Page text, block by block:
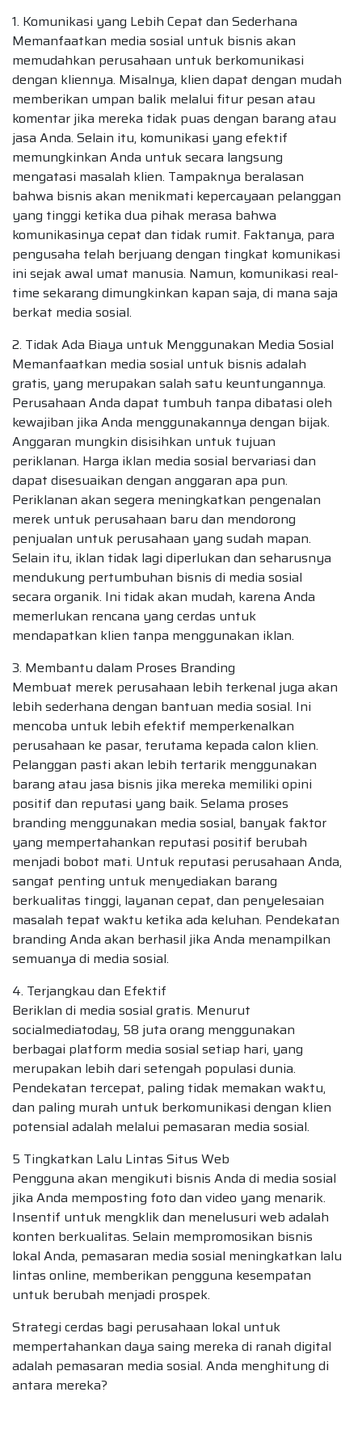
1. Komunikasi yang Lebih Cepat dan Sederhana
Memanfaatkan media sosial untuk bisnis akan
memudahkan perusahaan untuk berkomunikasi
dengan kliennya. Misalnya, klien dapat dengan mudah
memberikan umpan balik melalui fitur pesan atau
komentar jika mereka tidak puas dengan barang atau
jasa Anda. Selain itu, komunikasi yang efektif
memungkinkan Anda untuk secara langsung
mengatasi masalah klien. Tampaknya beralasan
bahwa bisnis akan menikmati kepercayaan pelanggan
yang tinggi ketika dua pihak merasa bahwa
komunikasinya cepat dan tidak rumit. Faktanya, para
pengusaha telah berjuang dengan tingkat komunikasi
ini sejak awal umat manusia. Namun, komunikasi real-
time sekarang dimungkinkan kapan saja, di mana saja
berkat media sosial.
2. Tidak Ada Biaya untuk Menggunakan Media Sosial
Memanfaatkan media sosial untuk bisnis adalah
gratis, yang merupakan salah satu keuntungannya.
Perusahaan Anda dapat tumbuh tanpa dibatasi oleh
kewajiban jika Anda menggunakannya dengan bijak.
Anggaran mungkin disisihkan untuk tujuan
periklanan. Harga iklan media sosial bervariasi dan
dapat disesuaikan dengan anggaran apa pun.
Periklanan akan segera meningkatkan pengenalan
merek untuk perusahaan baru dan mendorong
penjualan untuk perusahaan yang sudah mapan.
Selain itu, iklan tidak lagi diperlukan dan seharusnya
mendukung pertumbuhan bisnis di media sosial
secara organik. Ini tidak akan mudah, karena Anda
memerlukan rencana yang cerdas untuk
mendapatkan klien tanpa menggunakan iklan.
3. Membantu dalam Proses Branding
Membuat merek perusahaan lebih terkenal juga akan
lebih sederhana dengan bantuan media sosial. Ini
mencoba untuk lebih efektif memperkenalkan
perusahaan ke pasar, terutama kepada calon klien.
Pelanggan pasti akan lebih tertarik menggunakan
barang atau jasa bisnis jika mereka memiliki opini
positif dan reputasi yang baik. Selama proses
branding menggunakan media sosial, banyak faktor
yang mempertahankan reputasi positif berubah
menjadi bobot mati. Untuk reputasi perusahaan Anda,
sangat penting untuk menyediakan barang
berkualitas tinggi, layanan cepat, dan penyelesaian
masalah tepat waktu ketika ada keluhan. Pendekatan
branding Anda akan berhasil jika Anda menampilkan
semuanya di media sosial.
4. Terjangkau dan Efektif
Beriklan di media sosial gratis. Menurut
socialmediatoday, 58 juta orang menggunakan
berbagai platform media sosial setiap hari, yang
merupakan lebih dari setengah populasi dunia.
Pendekatan tercepat, paling tidak memakan waktu,
dan paling murah untuk berkomunikasi dengan klien
potensial adalah melalui pemasaran media sosial.
5 Tingkatkan Lalu Lintas Situs Web
Pengguna akan mengikuti bisnis Anda di media sosial
jika Anda memposting foto dan video yang menarik.
Insentif untuk mengklik dan menelusuri web adalah
konten berkualitas. Selain mempromosikan bisnis
lokal Anda, pemasaran media sosial meningkatkan lalu
lintas online, memberikan pengguna kesempatan
untuk berubah menjadi prospek.
Strategi cerdas bagi perusahaan lokal untuk
mempertahankan daya saing mereka di ranah digital
adalah pemasaran media sosial. Anda menghitung di
antara mereka?